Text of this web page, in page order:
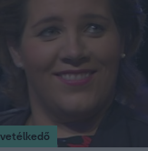
a
tagja vihet majd